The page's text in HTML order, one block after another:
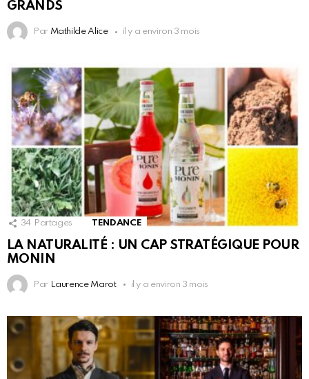
GRANDS
Par Mathilde Alice il y a environ 3 mois
34 Partages TENDANCE
LA NATURALITÉ : UN CAP STRATÉGIQUE POUR
MONIN
Par Laurence Marot il y a environ 3 mois